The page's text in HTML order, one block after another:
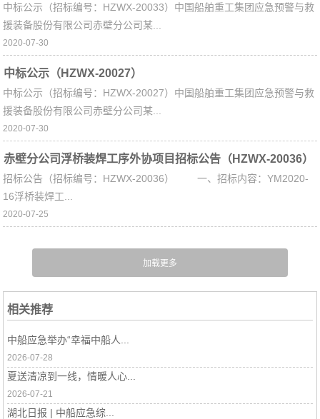
中标公示（招标编号：HZWX-20033）中国船舶重工集团应急预警与救
援装备股份有限公司赤壁分公司某...
2020-07-30
中标公示（HZWX-20027）
中标公示（招标编号：HZWX-20027）中国船舶重工集团应急预警与救
援装备股份有限公司赤壁分公司某...
2020-07-30
赤壁分公司浮桥装焊工序外协项目招标公告（HZWX-20036）
招标公告（招标编号：HZWX-20036） 一、招标内容：YM2020-
16浮桥装焊工...
2020-07-25
相关推荐
中船应急举办“幸福中船人...
2026-07-28
夏送清凉到一线，情暖人心...
2026-07-21
湖北日报 | 中船应急综...